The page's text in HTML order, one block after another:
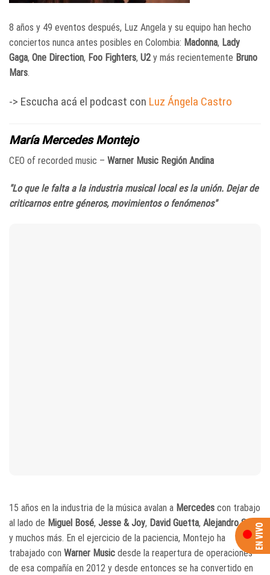
8 años y 49 eventos después, Luz Angela y su equipo han hecho
conciertos nunca antes posibles en Colombia: Madonna, Lady
Gaga, One Direction, Foo Fighters, U2 y más recientemente Bruno
Mars.
-> Escucha acá el podcast con Luz Ángela Castro
María Mercedes Montejo
CEO of recorded music – Warner Music Región Andina
"Lo que le falta a la industria musical local es la unión. Dejar de
criticarnos entre géneros, movimientos o fenómenos"
15 años en la industria de la música avalan a Mercedes con trabajo
al lado de Miguel Bosé, Jesse & Joy, David Guetta, Alejandro Sanz
y muchos más. En el ejercicio de la paciencia, Montejo ha
trabajado con Warner Music desde la reapertura de operaciones
de esa compañía en 2012 y desde entonces se ha convertido en